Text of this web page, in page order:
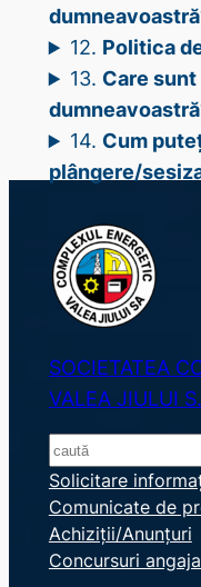
12. Politica
13. Care
14. Cum
plângere/
SOCIETATEA
VALEA JIULUI
S
e
a
r
c
Solicitare
Comunicate de
Achiziții/Anunțuri
Concursuri